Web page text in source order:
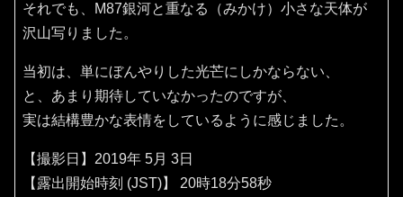
それでも、M87銀河と重なる（みかけ）小さな天体が
沢山写りました。
当初は、単にぼんやりした光芒にしかならない、
と、あまり期待していなかったのですが、
実は結構豊かな表情をしているように感じました。
【撮影日】2019年 5月 3日
【露出開始時刻 (JST)】 20時18分58秒